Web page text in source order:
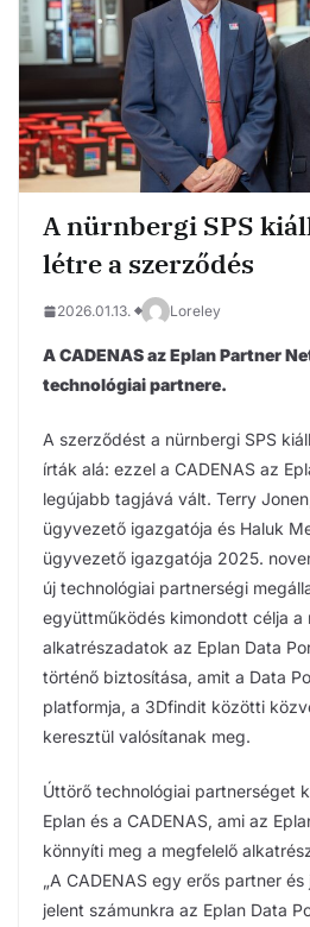
A nürnbergi SPS
létre a szerződés
2026.01.13. Loreley
A CADENAS az Eplan Partner
technológiai partnere.
A szerződést a nürnbergi SPS
írták alá: ezzel a CADENAS az
legújabb tagjává vált. Terry
ügyvezető igazgatója és Haluk
ügyvezető igazgatója 2025.
új technológiai partnerségi
együttműködés kimondott célja a
alkatrészadatok az Eplan Data
történő biztosítása, amit a Data
platformja, a 3Dfindit közötti
keresztül valósítanak meg.
Úttörő technológiai partnerséget
Eplan és a CADENAS, ami az
könnyíti meg a megfelelő
„A CADENAS egy erős partner
jelent számunkra az Eplan Data